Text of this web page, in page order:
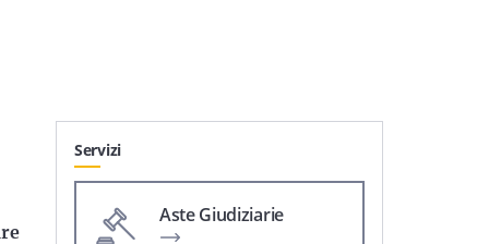
Servizi
Aste Giudiziarie